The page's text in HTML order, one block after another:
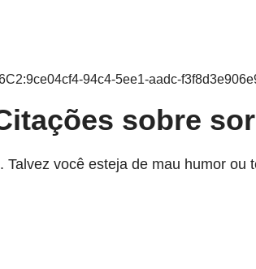
94c4-5ee1-aadc-
sobre
você esteja de mau humor